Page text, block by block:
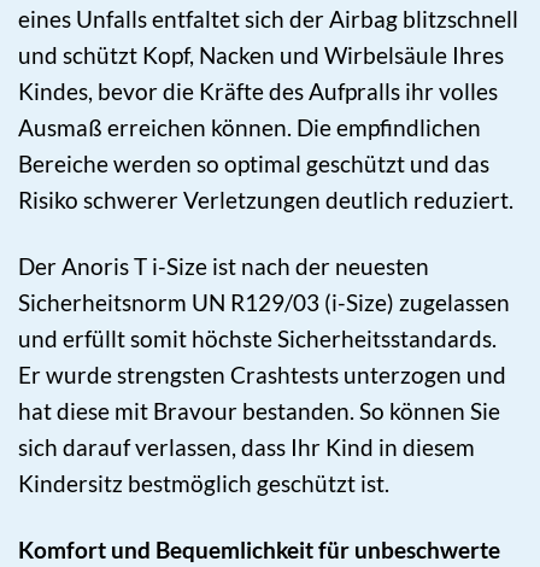
eines Unfalls entfaltet sich der Airbag blitzschnell
und schützt Kopf, Nacken und Wirbelsäule Ihres
Kindes, bevor die Kräfte des Aufpralls ihr volles
Ausmaß erreichen können. Die empfindlichen
Bereiche werden so optimal geschützt und das
Risiko schwerer Verletzungen deutlich reduziert.
Der Anoris T i-Size ist nach der neuesten
Sicherheitsnorm UN R129/03 (i-Size) zugelassen
und erfüllt somit höchste Sicherheitsstandards.
Er wurde strengsten Crashtests unterzogen und
hat diese mit Bravour bestanden. So können Sie
sich darauf verlassen, dass Ihr Kind in diesem
Kindersitz bestmöglich geschützt ist.
Komfort und Bequemlichkeit für unbeschwerte